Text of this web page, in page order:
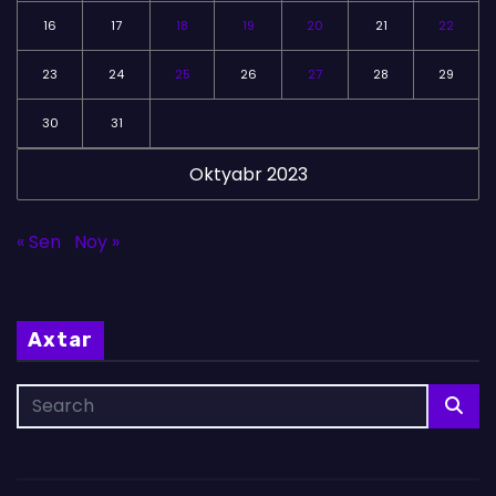
Oktyabr 2023
16 17 18 19 20 21 22
23 24 25 26 27 28 29
30 31
« Sen Noy »
Axtar